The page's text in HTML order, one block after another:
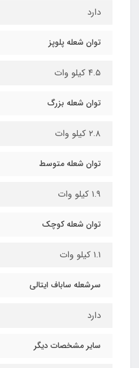
دارد
توان شعله پلوپز
۴.۵ کیلو وات
توان شعله بزرگ
۲.۸ کیلو وات
توان شعله متوسط
۱.۹ کیلو وات
توان شعله کوچک
۱.۱ کیلو وات
سرشعله ساباف ایتالی
دارد
سایر مشخصات دیگر